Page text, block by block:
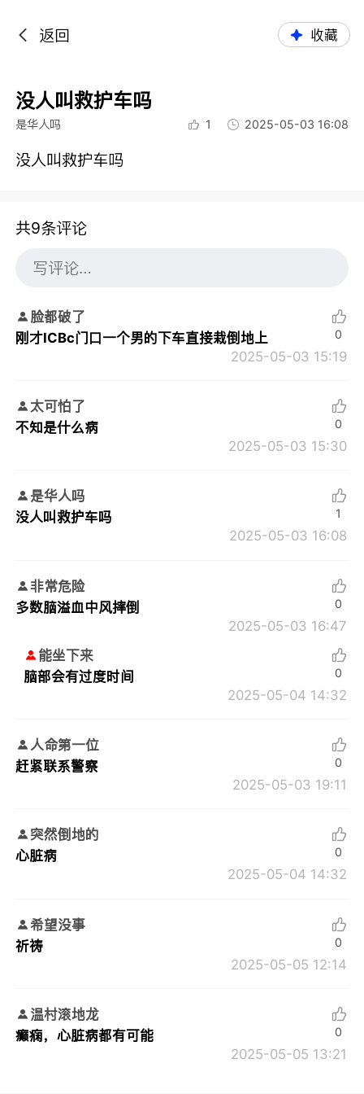
返回 收藏
没人叫救护车吗
是华人吗 1 2025-05-03 16:08
没人叫救护车吗
共9条评论
脸都破了
刚才ICBc门口一个男的下车直接栽倒地上
2025-05-03 15:19
0
太可怕了
不知是什么病
2025-05-03 15:30
0
是华人吗
没人叫救护车吗
2025-05-03 16:08
1
非常危险
多数脑溢血中风摔倒
2025-05-03 16:47
0
能坐下来
脑部会有过度时间
2025-05-04 14:32
0
人命第一位
赶紧联系警察
2025-05-03 19:11
0
突然倒地的
心脏病
2025-05-04 14:32
0
希望没事
祈祷
2025-05-05 12:14
0
温村滚地龙
癫痫，心脏病都有可能
2025-05-05 13:21
0